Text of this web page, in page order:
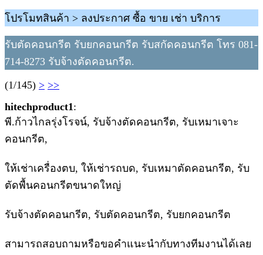
โปรโมทสินค้า > ลงประกาศ ซื้อ ขาย เช่า บริการ
รับตัดคอนกรีต รับยกคอนกรีต รับสกัดคอนกรีต โทร 081-
714-8273 รับจ้างตัดคอนกรีต.
(1/145) > >>
hitechproduct1:
พี.ก้าวไกลรุ่งโรจน์, รับจ้างตัดคอนกรีต, รับเหมาเจาะ
คอนกรีต,
ให้เช่าเครื่องตบ, ให้เช่ารถบด, รับเหมาตัดคอนกรีต, รับ
ตัดพื้นคอนกรีตขนาดใหญ่
รับจ้างตัดคอนกรีต, รับตัดคอนกรีต, รับยกคอนกรีต
สามารถสอบถามหรือขอคำแนะนำกับทางทีมงานได้เลย